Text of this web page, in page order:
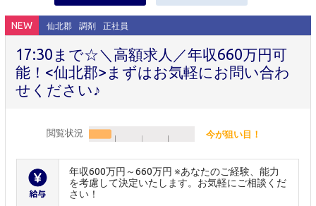
NEW 仙北郡 調剤 正社員
17:30まで☆＼高額求人／年収660万円可
能！<仙北郡>まずはお気軽にお問い合わ
せください♪
閲覧状況 今が狙い目！
年収600万円～660万円 ※あなたのご経験、能力
を考慮して決定いたします。お気軽にご相談くだ
さい！